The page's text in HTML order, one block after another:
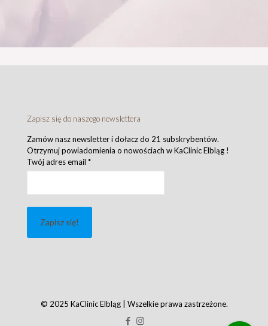
Zapisz się do naszego newslettera
Zamów nasz newsletter i dołacz do 21 subskrybentów.
Otrzymuj powiadomienia o nowościach w KaClinic Elbląg !
Twój adres email *
© 2025 KaClinic Elbląg | Wszelkie prawa zastrzeżone.